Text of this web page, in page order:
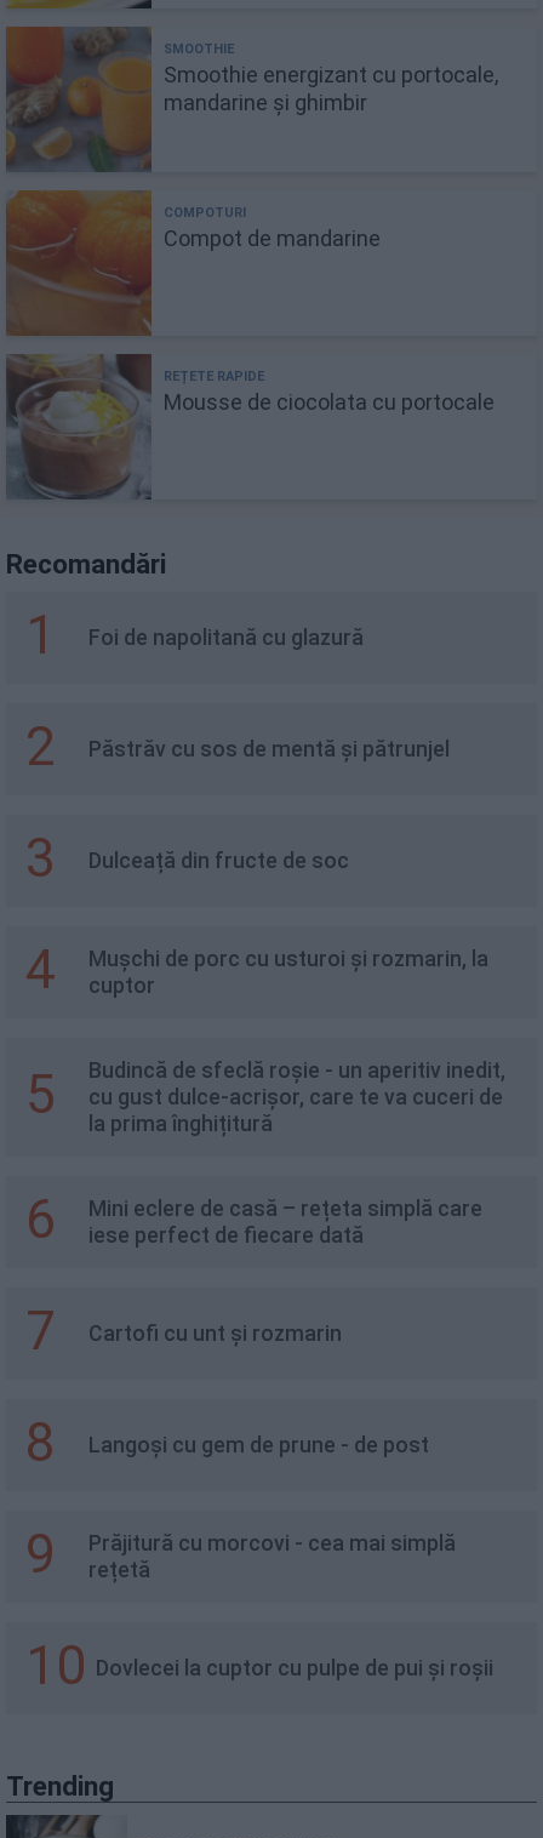
Smoothie energizant cu portocale,
mandarine și ghimbir
Compot de mandarine
Mousse de ciocolata cu portocale
Recomandări
1 Foi de napolitană cu glazură
2 Păstrăv cu sos de mentă și pătrunjel
3 Dulceață din fructe de soc
4
Mușchi de porc cu usturoi și rozmarin, la
cuptor
5
Budincă de sfeclă roșie - un aperitiv inedit,
cu gust dulce-acrișor, care te va cuceri de
la prima înghițitură
6
Mini eclere de casă – rețeta simplă care
iese perfect de fiecare dată
7 Cartofi cu unt și rozmarin
8 Langoși cu gem de prune - de post
9
Prăjitură cu morcovi - cea mai simplă
rețetă
10 Dovlecei la cuptor cu pulpe de pui și roșii
Trending